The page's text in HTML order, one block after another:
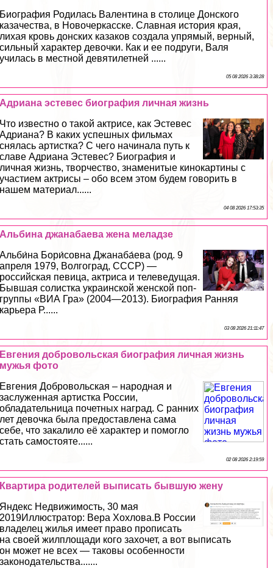
Биография Родилась Валентина в столице Донского
казачества, в Новочеркасске. Славная история края,
лихая кровь донских казаков создала упрямый, верный,
сильный хаpaктер дeвoчки. Как и ее подруги, Валя
училась в местной девятилетней ......
05 08 2026 3:38:28
Адриана эстевес биография личная жизнь
Что известно о такой актрисе, как Эстевес
Адриана? В каких успешных фильмах
снялась артистка? С чего начинала путь к
славе Адриана Эстевес? Биография и
личная жизнь, творчество, знаменитые кинокартины с
участием актрисы – обо всем этом будем говорить в
нашем материал......
04 08 2026 17:53:35
Альбина джанабаева жена меладзе
Альби́на Бори́совна Джанаба́ева (род. 9
апреля 1979, Волгоград, СССР) —
российская певица, актриса и телеведущая.
Бывшая солистка украинской женской поп-
группы «ВИА Гра» (2004—2013). Биография Ранняя
карьера Р......
03 08 2026 21:11:47
Евгения добровольская биография личная жизнь
мужья фото
Евгения Добровольская – народная и
заслуженная артистка России,
обладательница почетных наград. С ранних
лет дeвoчка была предоставлена сама
себе, что закалило её хаpaктер и помогло
стать самостояте......
02 08 2026 2:19:59
Квартира родителей выписать бывшую жену
Яндекс Недвижимость, 30 мая
2019Иллюстратор: Вера Хохлова.В России
владелец жилья имеет право прописать
на своей жилплощади кого захочет, а вот выписать
он может не всех — таковы особенности
законодательства.......